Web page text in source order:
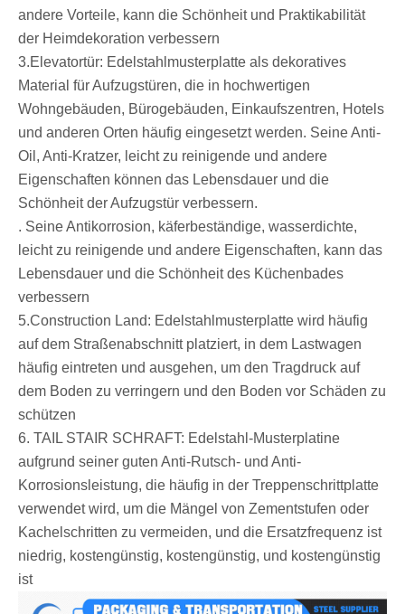
andere Vorteile, kann die Schönheit und Praktikabilität
der Heimdekoration verbessern
3.Elevatortür: Edelstahlmusterplatte als dekoratives
Material für Aufzugstüren, die in hochwertigen
Wohngebäuden, Bürogebäuden, Einkaufszentren, Hotels
und anderen Orten häufig eingesetzt werden. Seine Anti-
Oil, Anti-Kratzer, leicht zu reinigende und andere
Eigenschaften können das Lebensdauer und die
Schönheit der Aufzugstür verbessern.
‌. Seine Antikorrosion, käferbeständige, wasserdichte,
leicht zu reinigende und andere Eigenschaften, kann das
Lebensdauer und die Schönheit des Küchenbades
verbessern ‌
‌5.Construction Land: Edelstahlmusterplatte wird häufig
auf dem Straßenabschnitt platziert, in dem Lastwagen
häufig eintreten und ausgehen, um den Tragdruck auf
dem Boden zu verringern und den Boden vor Schäden zu
schützen ‌
‌6. TAIL STAIR SCHRAFT: Edelstahl-Musterplatine
aufgrund seiner guten Anti-Rutsch- und Anti-
Korrosionsleistung, die häufig in der Treppenschrittplatte
verwendet wird, um die Mängel von Zementstufen oder
Kachelschritten zu vermeiden, und die Ersatzfrequenz ist
niedrig, kostengünstig, kostengünstig, und kostengünstig
ist